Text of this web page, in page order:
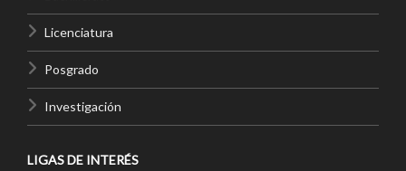
Licenciatura
Posgrado
Investigación
LIGAS DE INTERÉS